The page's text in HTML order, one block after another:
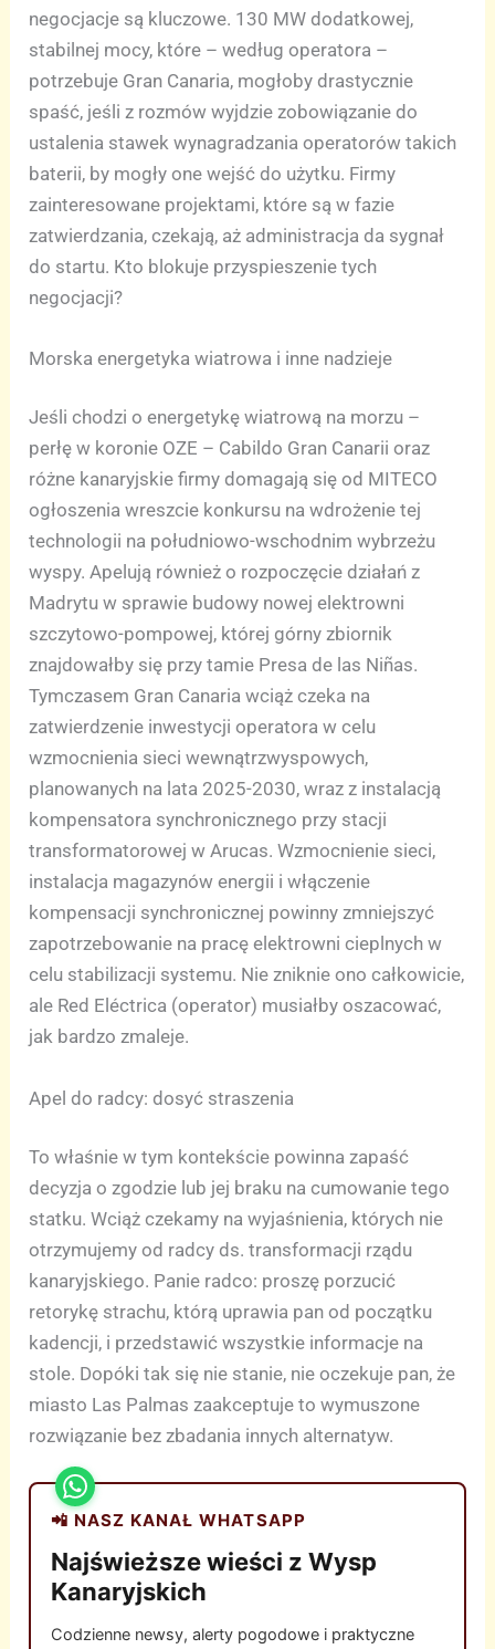
negocjacje są kluczowe. 130 MW dodatkowej,
stabilnej mocy, które – według operatora –
potrzebuje Gran Canaria, mogłoby drastycznie
spaść, jeśli z rozmów wyjdzie zobowiązanie do
ustalenia stawek wynagradzania operatorów takich
baterii, by mogły one wejść do użytku. Firmy
zainteresowane projektami, które są w fazie
zatwierdzania, czekają, aż administracja da sygnał
do startu. Kto blokuje przyspieszenie tych
negocjacji?
Morska energetyka wiatrowa i inne nadzieje
Jeśli chodzi o energetykę wiatrową na morzu –
perłę w koronie OZE – Cabildo Gran Canarii oraz
różne kanaryjskie firmy domagają się od MITECO
ogłoszenia wreszcie konkursu na wdrożenie tej
technologii na południowo-wschodnim wybrzeżu
wyspy. Apelują również o rozpoczęcie działań z
Madrytu w sprawie budowy nowej elektrowni
szczytowo-pompowej, której górny zbiornik
znajdowałby się przy tamie Presa de las Niñas.
Tymczasem Gran Canaria wciąż czeka na
zatwierdzenie inwestycji operatora w celu
wzmocnienia sieci wewnątrzwyspowych,
planowanych na lata 2025-2030, wraz z instalacją
kompensatora synchronicznego przy stacji
transformatorowej w Arucas. Wzmocnienie sieci,
instalacja magazynów energii i włączenie
kompensacji synchronicznej powinny zmniejszyć
zapotrzebowanie na pracę elektrowni cieplnych w
celu stabilizacji systemu. Nie zniknie ono całkowicie,
ale Red Eléctrica (operator) musiałby oszacować,
jak bardzo zmaleje.
Apel do radcy: dosyć straszenia
To właśnie w tym kontekście powinna zapaść
decyzja o zgodzie lub jej braku na cumowanie tego
statku. Wciąż czekamy na wyjaśnienia, których nie
otrzymujemy od radcy ds. transformacji rządu
kanaryjskiego. Panie radco: proszę porzucić
retorykę strachu, którą uprawia pan od początku
kadencji, i przedstawić wszystkie informacje na
stole. Dopóki tak się nie stanie, nie oczekuje pan, że
miasto Las Palmas zaakceptuje to wymuszone
rozwiązanie bez zbadania innych alternatyw.
📲 NASZ KANAŁ WHATSAPP
Najświeższe wieści z Wysp
Kanaryjskich
Codzienne newsy, alerty pogodowe i praktyczne